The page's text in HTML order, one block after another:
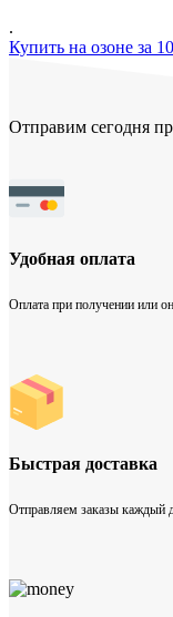
.
Купить на озоне за
Отправим сегодня
Удобная оплата
Оплата при получении или
Быстрая доставка
Отправляем заказы каждый